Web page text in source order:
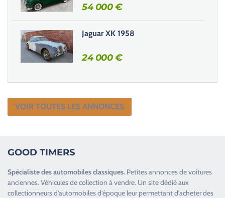
e
54 000€
Jaguar XK 1958
24 000€
VOIR TOUTES LES ANNONCES
GOOD TIMERS
Spécialiste desautomobiles classiques. Petites annonces devoitures
anciennes.Véhicules de collection à vendre. Un site dédié aux
collectionneurs d’automobiles d’époque leur permettant d’acheter des